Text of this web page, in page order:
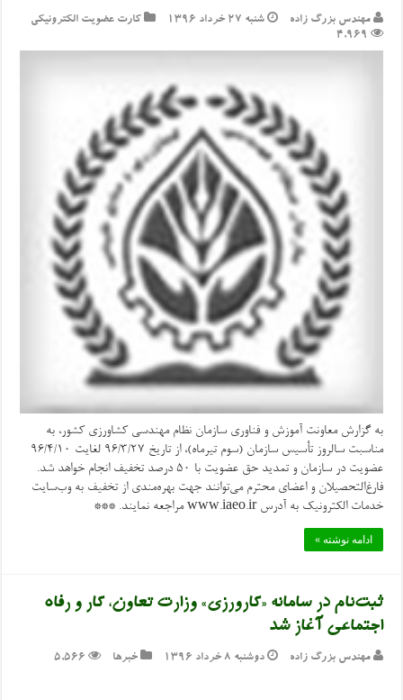
مهندس بزرگ زاده شنبه ۲۷ خرداد ۱۳۹۶
کارت عضویت الکترونیکی
4,969
به گزارش معاونت آموزش و فناوری سازمان نظام مهندسی کشاورزی کشور، به
مناسبت سالروز تأسیس سازمان (سوم تیرماه)، از تاریخ ۹۶/۳/۲۷ لغایت ۹۶/۴/۱۰
عضویت در سازمان و تمدید حق عضویت با ۵۰ درصد تخفیف انجام خواهد شد.
فارغ‌التحصیلان و اعضای محترم می‌توانند جهت بهره‌مندی از تخفیف به وب‌سایت
خدمات الکترونیک به آدرس www.iaeo.ir مراجعه نمایند. ***
ادامه نوشته »
ثبت‌نام در سامانه «کارورزی» وزارت تعاون، کار و رفاه
اجتماعی آغاز شد
مهندس بزرگ زاده دوشنبه ۸ خرداد ۱۳۹۶ خبرها 5,566